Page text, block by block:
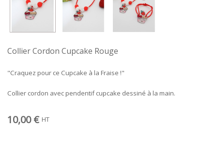
Collier Cordon Cupcake Rouge
"Craquez pour ce Cupcake à la Fraise !"
Collier cordon avec pendentif cupcake dessiné à la main.
10,00 € HT